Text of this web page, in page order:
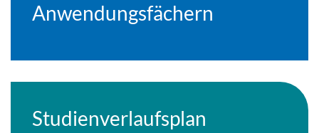
Anwendungsfächern
Studienverlaufsplan